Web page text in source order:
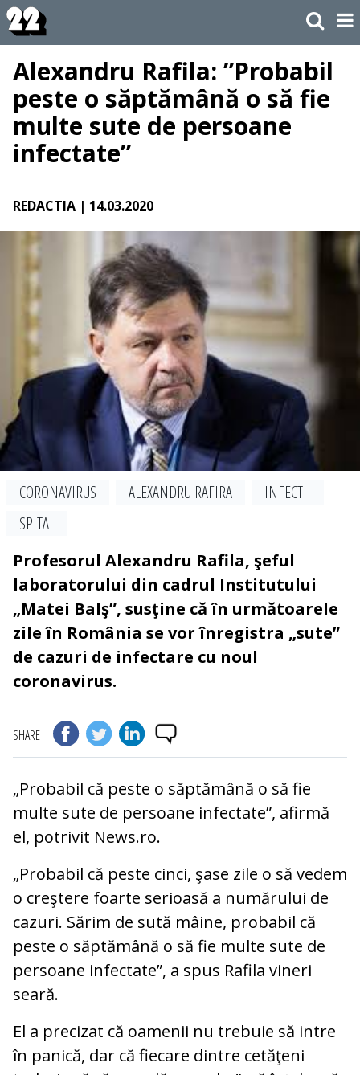
Alexandru Rafila: ”Probabil
peste o săptămână o să fie
multe sute de persoane
infectate”
REDACTIA | 14.03.2020
CORONAVIRUS ALEXANDRU RAFIRA
INFECTII
SPITAL
Profesorul Alexandru Rafila, şeful
laboratorului din cadrul Institutului
„Matei Balş”, susţine că în următoarele
zile în România se vor înregistra „sute”
de cazuri de infectare cu noul
coronavirus.
SHARE
„Probabil că peste o săptămână o să fie
multe sute de persoane infectate”, afirmă
el, potrivit News.ro.
„Probabil că peste cinci, şase zile o să vedem
o creştere foarte serioasă a numărului de
cazuri. Sărim de sută mâine, probabil că
peste o săptămână o să fie multe sute de
persoane infectate”, a spus Rafila vineri
seară.
El a precizat că oamenii nu trebuie să intre
în panică, dar că fiecare dintre cetăţeni